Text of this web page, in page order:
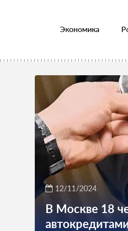
Экономика
12/11/2024
В Москве 18